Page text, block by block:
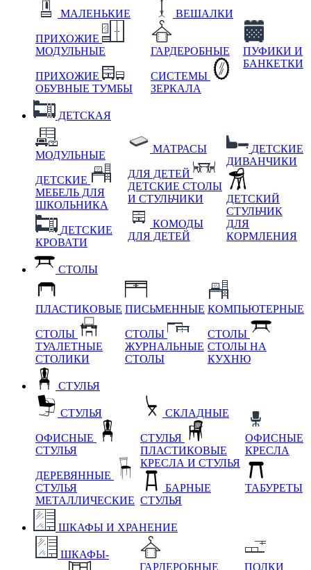
МАЛЕНЬКИЕ
ПРИХОЖИЕ
МОДУЛЬНЫЕ
ПРИХОЖИЕ
ОБУВНЫЕ ТУМБЫ
ВЕШАЛКИ
ГАРДЕРОБНЫЕ
СИСТЕМЫ
ЗЕРКАЛА
ПУФИКИ И
БАНКЕТКИ
ДЕТСКАЯ
МОДУЛЬНЫЕ
ДЕТСКИЕ
МЕБЕЛЬ ДЛЯ
ШКОЛЬНИКА
ДЕТСКИЕ
КРОВАТИ
МАТРАСЫ
ДЛЯ ДЕТЕЙ
ДЕТСКИЕ СТОЛЫ
И СТУЛЬЧИКИ
КОМОДЫ
ДЛЯ ДЕТЕЙ
ДЕТСКИЕ
ДИВАНЧИКИ
ДЕТСКИЙ
СТУЛЬЧИК
ДЛЯ
КОРМЛЕНИЯ
СТОЛЫ
ПЛАСТИКОВЫЕ
СТОЛЫ
ТУАЛЕТНЫЕ
СТОЛИКИ
ПИСЬМЕННЫЕ
СТОЛЫ
ЖУРНАЛЬНЫЕ
СТОЛЫ
КОМПЬЮТЕРНЫЕ
СТОЛЫ
СТОЛЫ НА
КУХНЮ
СТУЛЬЯ
СТУЛЬЯ
ОФИСНЫЕ
СТУЛЬЯ
ДЕРЕВЯННЫЕ
СТУЛЬЯ
МЕТАЛЛИЧЕСКИЕ
СКЛАДНЫЕ
СТУЛЬЯ
ПЛАСТИКОВЫЕ
КРЕСЛА И СТУЛЬЯ
БАРНЫЕ
СТУЛЬЯ
ОФИСНЫЕ
КРЕСЛА
ТАБУРЕТЫ
ШКАФЫ И ХРАНЕНИЕ
ШКАФЫ-
ГАРДЕРОБНЫЕ
ПОЛКИ